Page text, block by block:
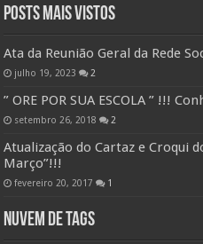
Posts Mais Vistos
Ata da Reunião Geral da Rede
julho 19, 2023 2
” ORE POR SUA ESCOLA ” !!!
setembro 26, 2018 2
Atualização do Cartaz e Croqui
Março”!!!
fevereiro 20, 2017 1
Nuvem de Tags